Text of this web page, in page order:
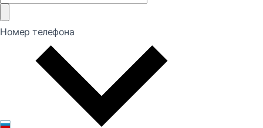
Номер телефона